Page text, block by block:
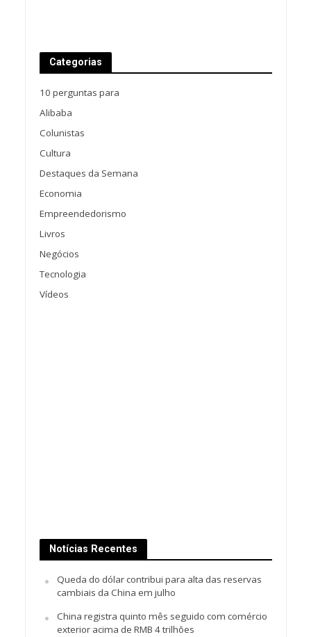
Categorias
10 perguntas para
Alibaba
Colunistas
Cultura
Destaques da Semana
Economia
Empreendedorismo
Livros
Negócios
Tecnologia
Vídeos
Notícias Recentes
Queda do dólar contribui para alta das reservas
cambiais da China em julho
China registra quinto mês seguido com comércio
exterior acima de RMB 4 trilhões